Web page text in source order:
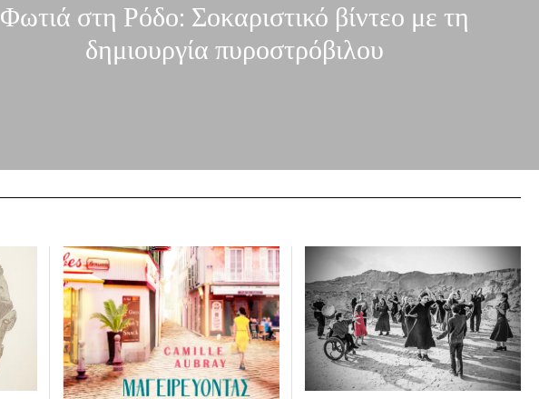
Φωτιά στη Ρόδο: Σοκαριστικό βίντεο με τη
δημιουργία πυροστρόβιλου